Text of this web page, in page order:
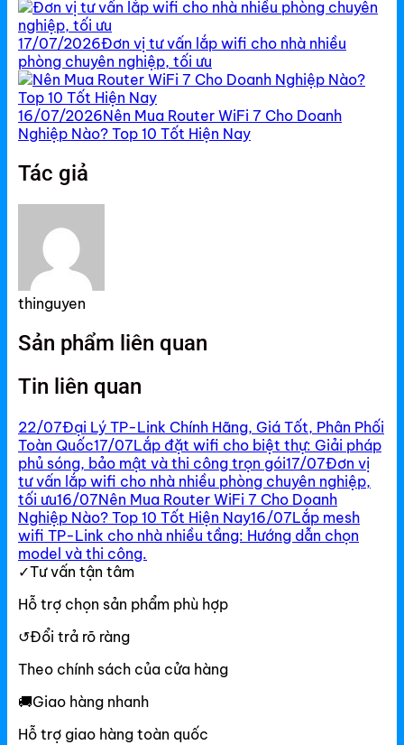
17/07/2026Đơn vị tư vấn lắp wifi cho nhà nhiều
phòng chuyên nghiệp, tối ưu
16/07/2026Nên Mua Router WiFi 7 Cho Doanh
Nghiệp Nào? Top 10 Tốt Hiện Nay
Tác giả
thinguyen
Sản phẩm liên quan
Tin liên quan
22/07Đại Lý TP-Link Chính Hãng, Giá Tốt, Phân Phối
Toàn Quốc17/07Lắp đặt wifi cho biệt thự: Giải pháp
phủ sóng, bảo mật và thi công trọn gói17/07Đơn vị
tư vấn lắp wifi cho nhà nhiều phòng chuyên nghiệp,
tối ưu16/07Nên Mua Router WiFi 7 Cho Doanh
Nghiệp Nào? Top 10 Tốt Hiện Nay16/07Lắp mesh
wifi TP-Link cho nhà nhiều tầng: Hướng dẫn chọn
model và thi công.
✓Tư vấn tận tâm
Hỗ trợ chọn sản phẩm phù hợp
↺Đổi trả rõ ràng
Theo chính sách của cửa hàng
🚚Giao hàng nhanh
Hỗ trợ giao hàng toàn quốc